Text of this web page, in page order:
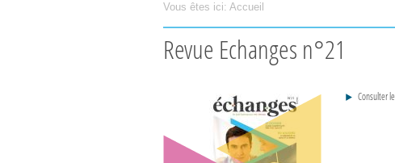
Vous êtes ici: Accueil
Revue Echanges n°21
Consulter